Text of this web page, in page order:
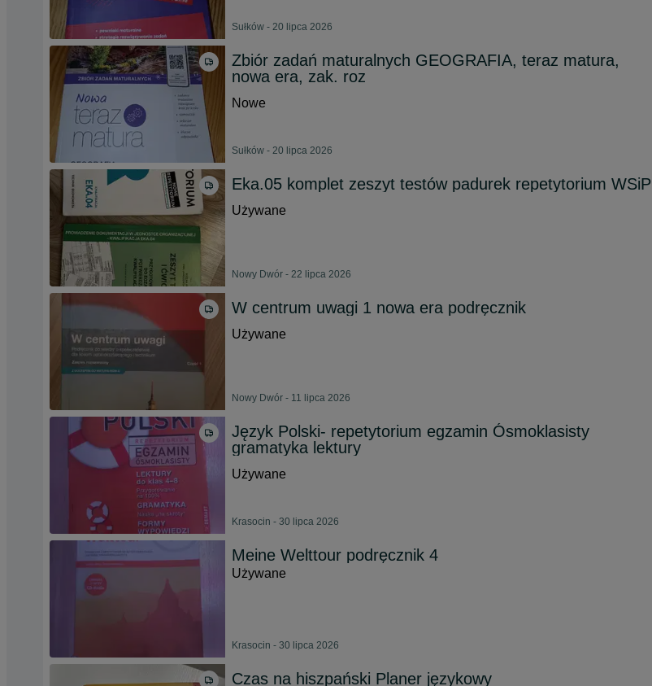
Sułków - 20 lipca 2026
Zbiór zadań maturalnych GEOGRAFIA, teraz matura,
nowa era, zak. roz
Nowe
Sułków - 20 lipca 2026
Eka.05 komplet zeszyt testów padurek repetytorium WSiP
Używane
Nowy Dwór - 22 lipca 2026
W centrum uwagi 1 nowa era podręcznik
Używane
Nowy Dwór - 11 lipca 2026
Język Polski- repetytorium egzamin Ósmoklasisty
gramatyka lektury
Używane
Krasocin - 30 lipca 2026
Meine Welttour podręcznik 4
Używane
Krasocin - 30 lipca 2026
Czas na hiszpański Planer językowy